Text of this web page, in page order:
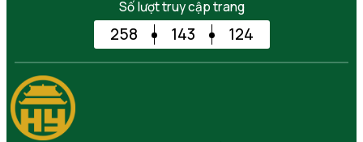
Số lượt truy cập trang
258 143 124